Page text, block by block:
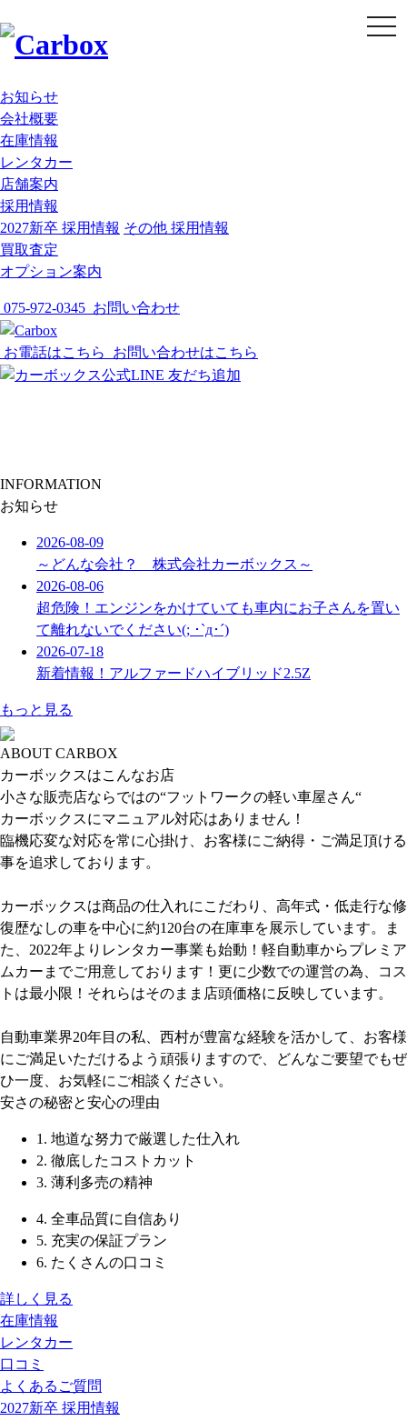
お知らせ
会社概要
在庫情報
レンタカー
店舗案内
採用情報
2027新卒 採用情報 その他 採用情報
買取査定
オプション案内
075-972-0345 お問い合わせ
t
o
お電話はこちら お問い合わせはこちら
INFORMATION
お知らせ
2026-08-09
～どんな会社？ 株式会社カーボックス～
2026-08-06
超危険！エンジンをかけていても車内にお子さんを置い
て離れないでください(; ･`д･´)
2026-07-18
新着情報！アルファードハイブリッド2.5Z
もっと見る
ABOUT CARBOX
カーボックスはこんなお店
小さな販売店ならではの“フットワークの軽い車屋さん“
カーボックスにマニュアル対応はありません！
臨機応変な対応を常に心掛け、お客様にご納得・ご満足頂ける
事を追求しております。
カーボックスは商品の仕入れにこだわり、高年式・低走行な修
復歴なしの車を中心に約120台の在庫車を展示しています。ま
た、2022年よりレンタカー事業も始動！軽自動車からプレミア
ムカーまでご用意しております！更に少数での運営の為、コス
トは最小限！それらはそのまま店頭価格に反映しています。
自動車業界20年目の私、西村が豊富な経験を活かして、お客様
にご満足いただけるよう頑張りますので、どんなご要望でもぜ
ひ一度、お気軽にご相談ください。
安さの秘密と安心の理由
1. 地道な努力で厳選した仕入れ
2. 徹底したコストカット
3. 薄利多売の精神
4. 全車品質に自信あり
5. 充実の保証プラン
6. たくさんの口コミ
詳しく見る
在庫情報
レンタカー
口コミ
よくあるご質問
2027新卒 採用情報